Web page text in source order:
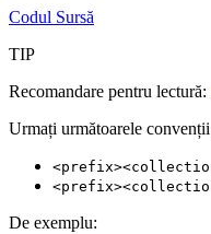
Codul Sursă
TIP
Recomandare pentru lectură:
Urmați următoarele
De exemplu: